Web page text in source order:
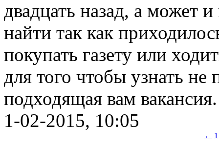
двадцать назад, а может
найти так как
покупать газету или
для того чтобы узнать не
подходящая вам вакансия.
1-02-2015, 10:05
← 1